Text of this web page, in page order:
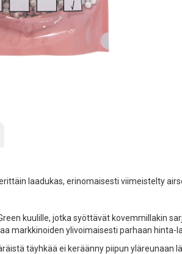
laadukas, erinomaisesti viimeistelty
kuulille, jotka syöttävät kovemmillakin
markkinoiden ylivoimaisesti parhaan hinta-
täyhkää ei keräänny piipun yläreunaan